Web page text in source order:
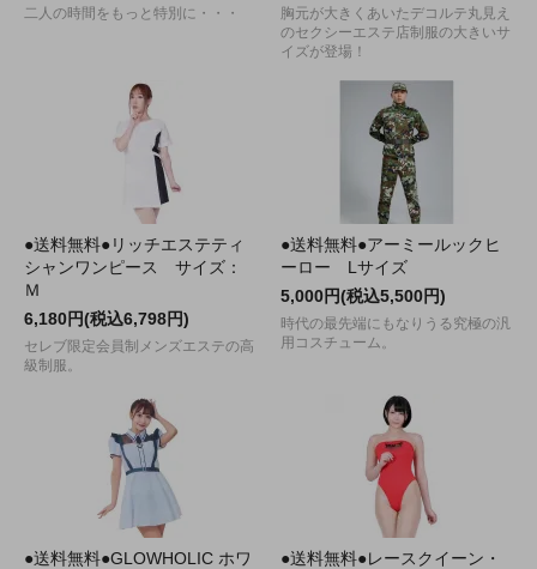
二人の時間をもっと特別に・・・
胸元が大きくあいたデコルテ丸見え
のセクシーエステ店制服の大きいサ
イズが登場！
●送料無料●リッチエステティ
シャンワンピース サイズ：
Ｍ
6,180円(税込6,798円)
セレブ限定会員制メンズエステの高
級制服。
●送料無料●アーミールックヒ
ーロー Lサイズ
5,000円(税込5,500円)
時代の最先端にもなりうる究極の汎
用コスチューム。
●送料無料●GLOWHOLIC ホワ ●送料無料●レースクイーン・